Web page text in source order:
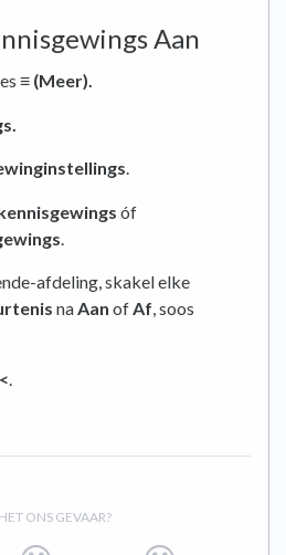
Aan
≡ (Meer).
.
óf
afdeling, skakel elke
naAan ofAf, soos
<.
ONS GEVAAR?